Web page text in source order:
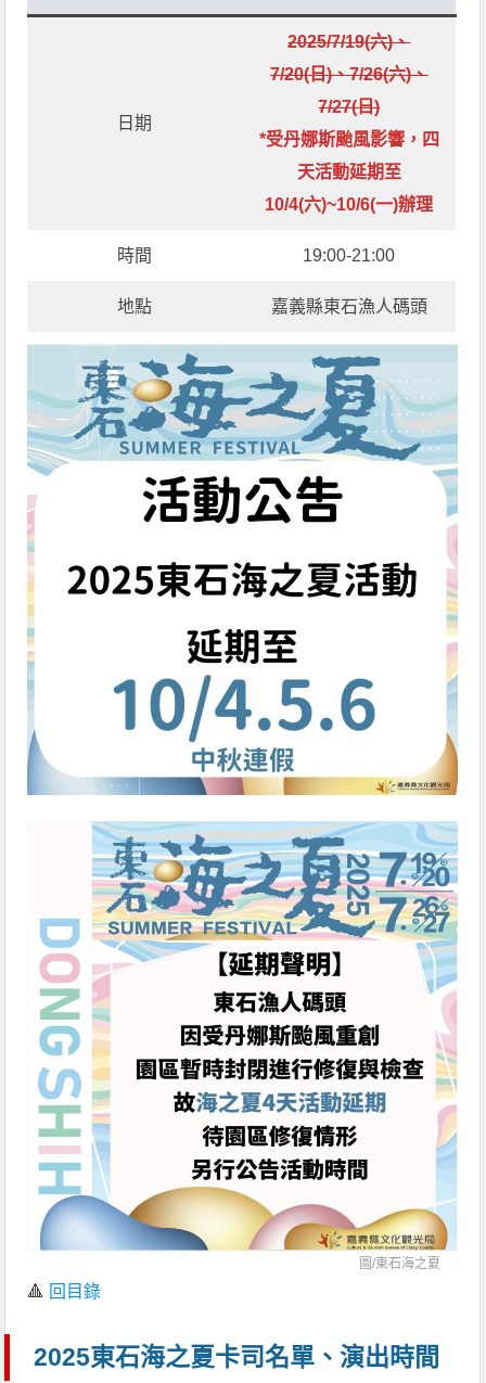
日期
2025/7/19(六)、
7/20(日)、7/26(六)、
7/27(日)
*受丹娜斯颱風影響，四
天活動延期至
10/4(六)~10/6(一)辦理
時間 19:00-21:00
地點 嘉義縣東石漁人碼頭
圖/東石海之夏
🔺 回目錄
2025東石海之夏卡司名單、演出時間